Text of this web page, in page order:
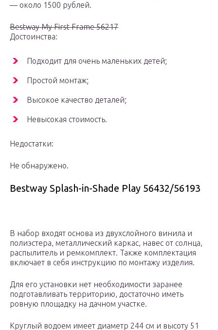
— около 1500 рублей.
Bestway My First Frame 56217
Достоинства:
Подходит для очень маленьких детей;
Простой монтаж;
Высокое качество деталей;
Невысокая стоимость.
Недостатки:
Не обнаружено.
Bestway Splash-in-Shade Play 56432/56193
В набор входят основа из двухслойного винила и
полиэстера, металлический каркас, навес от солнца,
распылитель и ремкомплект. Также комплектация
включает в себя инструкцию по монтажу изделия.
Для его установки нет необходимости заранее
подготавливать территорию, достаточно иметь
ровную площадку на дачном участке.
Круглый водоем имеет диаметр 244 см и высоту 51